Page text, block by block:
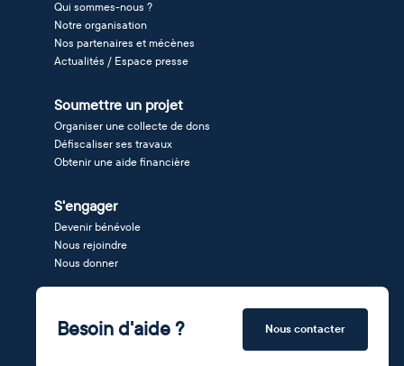
Qui sommes-nous ?
Notre organisation
Nos partenaires et mécènes
Actualités / Espace presse
Soumettre un projet
Organiser une collecte de dons
Défiscaliser ses travaux
Obtenir une aide financière
S'engager
Devenir bénévole
Nous rejoindre
Nous donner
Besoin d'aide ? Nous contacter